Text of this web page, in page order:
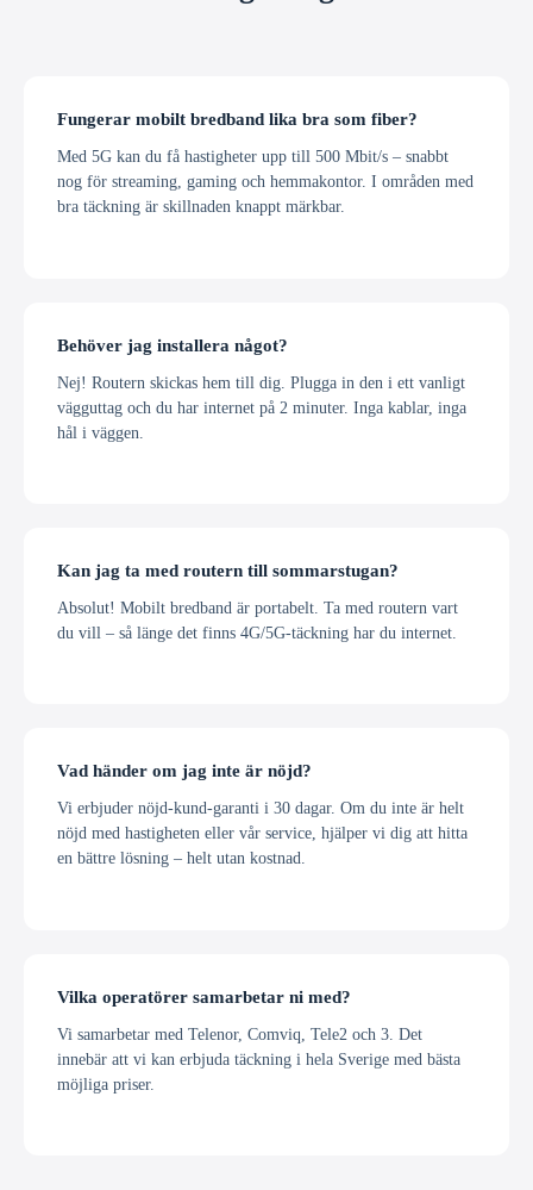
Fungerar mobilt bredband lika bra som fiber?
Med 5G kan du få hastigheter upp till 500 Mbit/s – snabbt
nog för streaming, gaming och hemmakontor. I områden med
bra täckning är skillnaden knappt märkbar.
Behöver jag installera något?
Nej! Routern skickas hem till dig. Plugga in den i ett vanligt
vägguttag och du har internet på 2 minuter. Inga kablar, inga
hål i väggen.
Kan jag ta med routern till sommarstugan?
Absolut! Mobilt bredband är portabelt. Ta med routern vart
du vill – så länge det finns 4G/5G-täckning har du internet.
Vad händer om jag inte är nöjd?
Vi erbjuder nöjd-kund-garanti i 30 dagar. Om du inte är helt
nöjd med hastigheten eller vår service, hjälper vi dig att hitta
en bättre lösning – helt utan kostnad.
Vilka operatörer samarbetar ni med?
Vi samarbetar med Telenor, Comviq, Tele2 och 3. Det
innebär att vi kan erbjuda täckning i hela Sverige med bästa
möjliga priser.